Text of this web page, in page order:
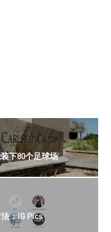
下80个足球场
：IG Pics